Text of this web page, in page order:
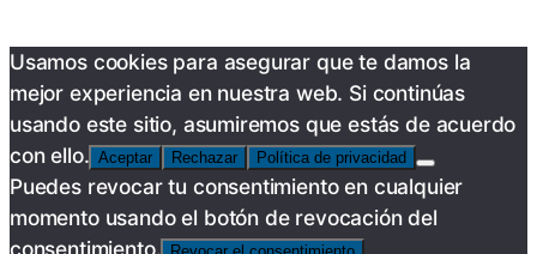
Usamos cookies para asegurar que te damos la
mejor experiencia en nuestra web. Si continúas
usando este sitio, asumiremos que estás de acuerdo
con ello. Aceptar Rechazar Política de privacidad
Puedes revocar tu consentimiento en cualquier
momento usando el botón de revocación del
consentimiento.